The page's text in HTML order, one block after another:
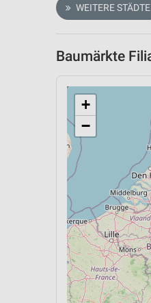
WEITERE STÄDTE
Baumärkte
+
−